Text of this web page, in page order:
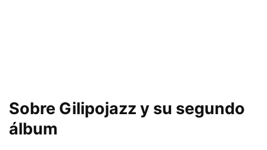
Sobre Gilipojazz y su segundo
álbum